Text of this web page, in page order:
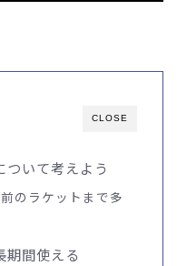
CLOSE
いて考えよう
のラケットまで多
期間使える